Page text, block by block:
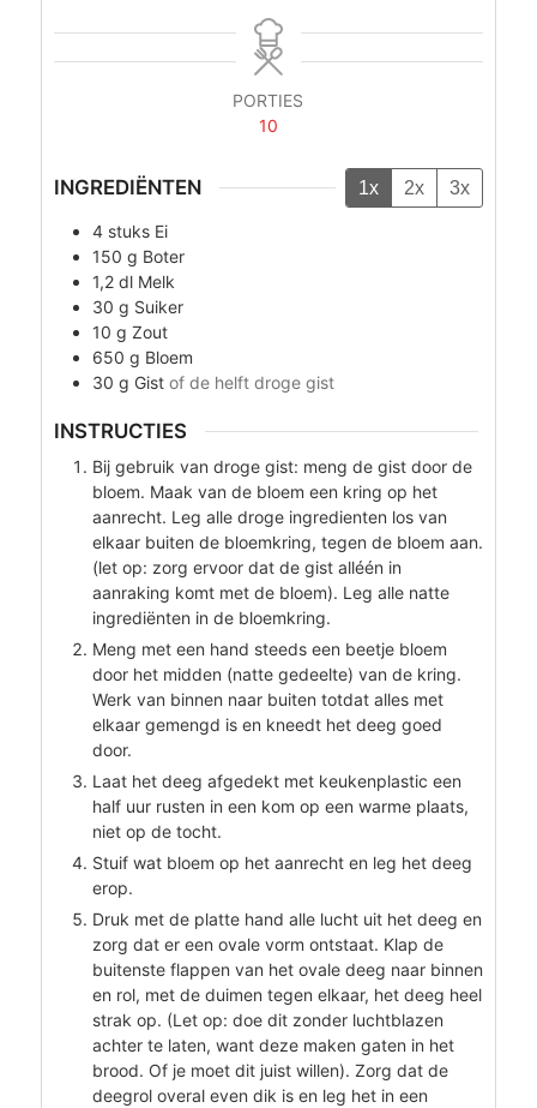
PORTIES
10
INGREDIËNTEN 1x 2x 3x
4 stuks Ei
150 g Boter
1,2 dl Melk
30 g Suiker
10 g Zout
650 g Bloem
30 g Gist of de helft droge gist
INSTRUCTIES
Bij gebruik van droge gist: meng de gist door de
bloem. Maak van de bloem een kring op het
aanrecht. Leg alle droge ingredienten los van
elkaar buiten de bloemkring, tegen de bloem aan.
(let op: zorg ervoor dat de gist alléén in
aanraking komt met de bloem). Leg alle natte
ingrediënten in de bloemkring.
Meng met een hand steeds een beetje bloem
door het midden (natte gedeelte) van de kring.
Werk van binnen naar buiten totdat alles met
elkaar gemengd is en kneedt het deeg goed
door.
Laat het deeg afgedekt met keukenplastic een
half uur rusten in een kom op een warme plaats,
niet op de tocht.
Stuif wat bloem op het aanrecht en leg het deeg
erop.
Druk met de platte hand alle lucht uit het deeg en
zorg dat er een ovale vorm ontstaat. Klap de
buitenste flappen van het ovale deeg naar binnen
en rol, met de duimen tegen elkaar, het deeg heel
strak op. (Let op: doe dit zonder luchtblazen
achter te laten, want deze maken gaten in het
brood. Of je moet dit juist willen). Zorg dat de
deegrol overal even dik is en leg het in een